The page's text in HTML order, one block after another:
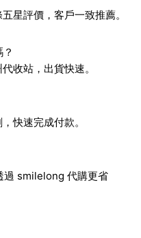
星評價，客戶一致推薦。
收站，出貨快速。
快速完成付款。
過 smilelong 代購更省